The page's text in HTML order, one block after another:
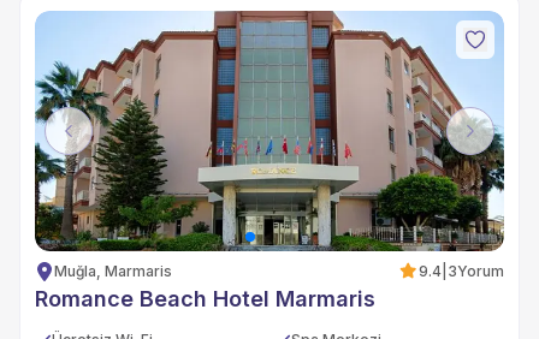
Previous Next
Muğla, Marmaris 9.4 3Yorum
Romance Beach Hotel Marmaris